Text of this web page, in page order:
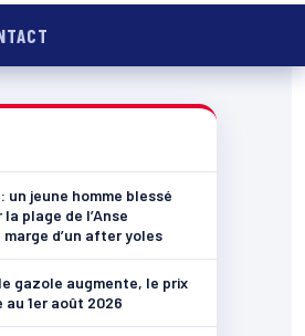
un jeune homme blessé
plage de l’Anse
d’un after yoles
gazole augmente, le prix
au 1er août 2026